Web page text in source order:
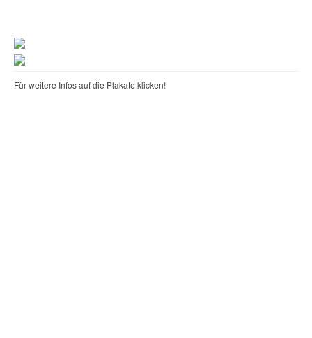
Für weitere Infos auf die Plakate klicken!